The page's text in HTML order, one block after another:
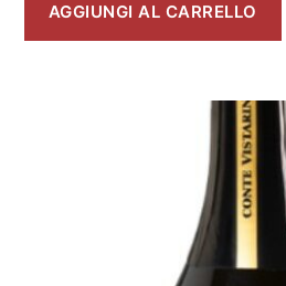
AGGIUNGI AL CARRELLO